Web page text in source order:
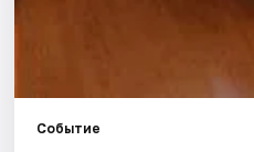
Событие